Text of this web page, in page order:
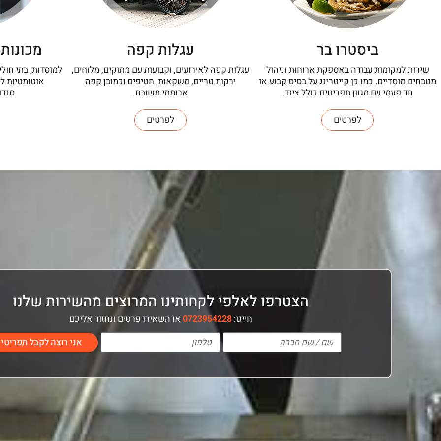
ביסטרו בר
שירות למקומות עבודה באספקת ארוחות וניהול
מטבחים מוסדיים. כמו כן קייטרינג על בסיס קבוע או
חד פעמי עם מגוון תפריטים כולל ציוד.
לפרטים
עגלות קפה
עגלות קפה לאירועים, וקבועות עם מתוקים, מלוחים,
ירקות טריים, משקאות, חטיפים וכמובן קפה
ארומתי משובח.
לפרטים
למוסדות, בתי
הצטרפו לאלפי לקחותינו המרוצים מהשירות שלנו
חייגו:0723954228או השאירו פרטים ונחזור אליכם
אני רוצה לקבל